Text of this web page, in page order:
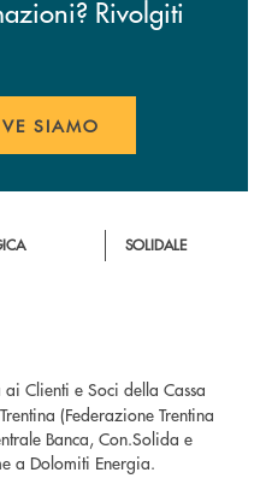
Rivolgiti
SIAMO
SOLIDALE
Clienti e Soci della Cassa
(Federazione Trentina
Banca, Con.Solida e
a Dolomiti Energia.